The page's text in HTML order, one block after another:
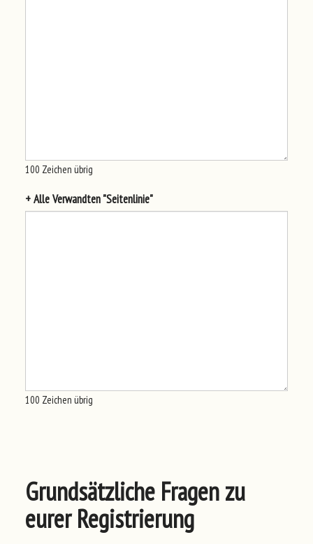
100 Zeichen übrig
+ Alle Verwandten "Seitenlinie"
100 Zeichen übrig
Grundsätzliche Fragen zu
eurer Registrierung